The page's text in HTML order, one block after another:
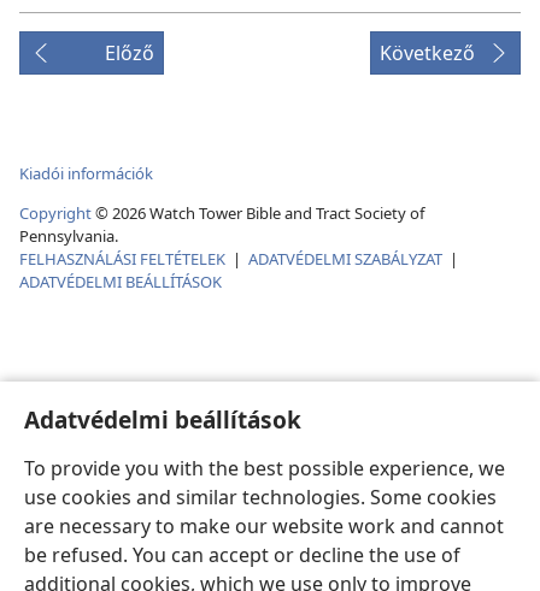
Adatvédelmi beállítások
To provide you with the best possible experience, we
use cookies and similar technologies. Some cookies
are necessary to make our website work and cannot
be refused. You can accept or decline the use of
additional cookies, which we use only to improve
Előző Következő
Kiadói információk
Copyright© 2026Watch Tower Bible and Tract Society of
Pennsylvania.
FELHASZNÁLÁSI FELTÉTELEK | ADATVÉDELMI SZABÁLYZAT |
ADATVÉDELMI BEÁLLÍTÁSOK